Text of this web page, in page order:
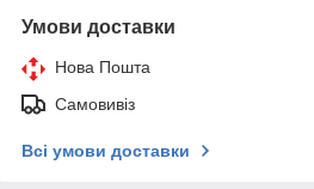
Умови доставки
Нова Пошта
Самовивіз
Всі умови доставки